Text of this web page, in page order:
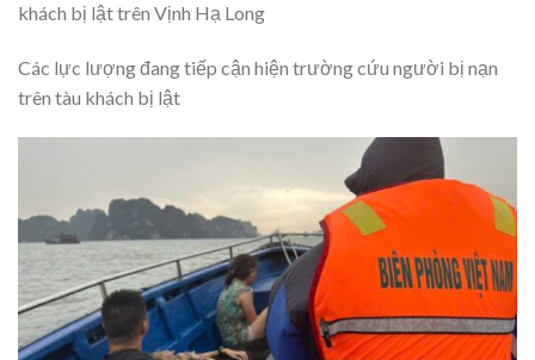
khách bị lật trên Vịnh Hạ Long
Các lực lượng đang tiếp cận hiện trường cứu người bị nạn
trên tàu khách bị lật